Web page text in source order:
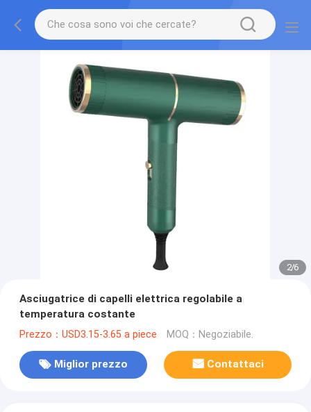
2/6
Asciugatrice di capelli elettrica regolabile a
temperatura costante
Prezzo：USD3.15-3.65 a piece MOQ：Negoziabile.
Miglior prezzo Contattaci